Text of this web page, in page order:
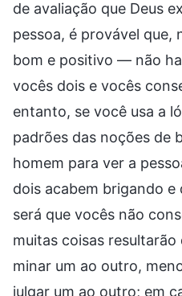
de avaliação que Deus
pessoa, é provável que,
bom e positivo — não
vocês dois e vocês
entanto, se você usa a
padrões das noções de
homem para ver a
dois acabem brigando
será que vocês não
muitas coisas
minar um ao outro,
julgar um ao outro; em